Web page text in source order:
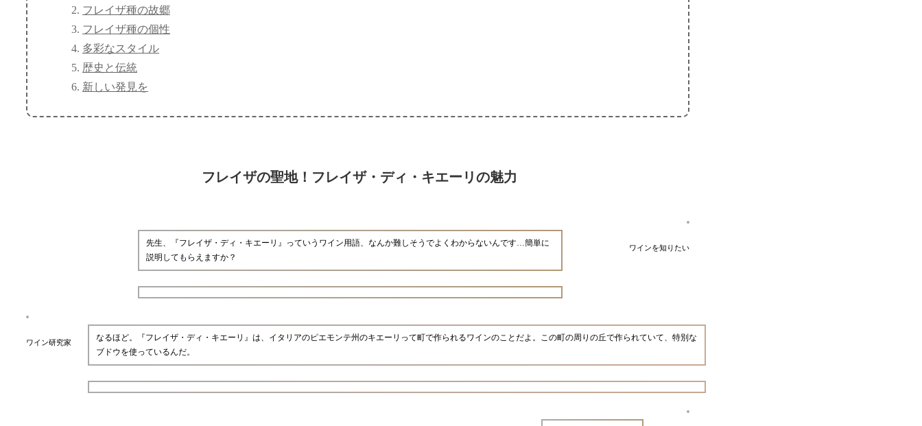
フレイザ種の故郷
フレイザ種の個性
多彩なスタイル
歴史と伝統
新しい発見を
フレイザの聖地！フレイザ・ディ・キエーリの魅力
ワインを知りたい
先生、『フレイザ・ディ・キエーリ』っていうワイン用語、なんか難しそうでよくわからないんです…簡単に
説明してもらえますか？
ワイン研究家
なるほど。『フレイザ・ディ・キエーリ』は、イタリアのピエモンテ州のキエーリって町で作られるワインのことだよ。この町の周りの丘で作られていて、特別な
ブドウを使っているんだ。